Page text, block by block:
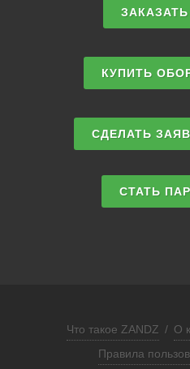
КУПИТЬ
СДЕЛАТЬ
СТАТЬ
Что такое ZANDZ / О
Правила